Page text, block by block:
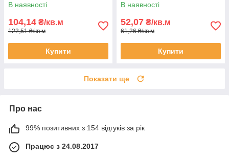
В наявності
104,14 ₴/кв.м
122,51 ₴/кв.м
Купити
В наявності
52,07 ₴/кв.м
61,26 ₴/кв.м
Купити
Показати ще
Про нас
99% позитивних з 154 відгуків за рік
Працює з 24.08.2017